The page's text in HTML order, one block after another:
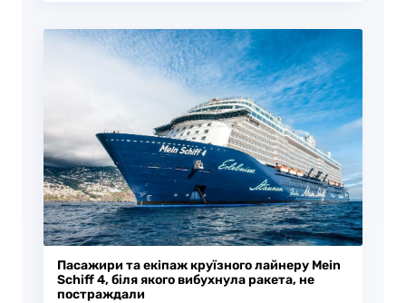
Пасажири та екіпаж круїзного лайнеру Mein
Schiff 4, біля якого вибухнула ракета, не
постраждали